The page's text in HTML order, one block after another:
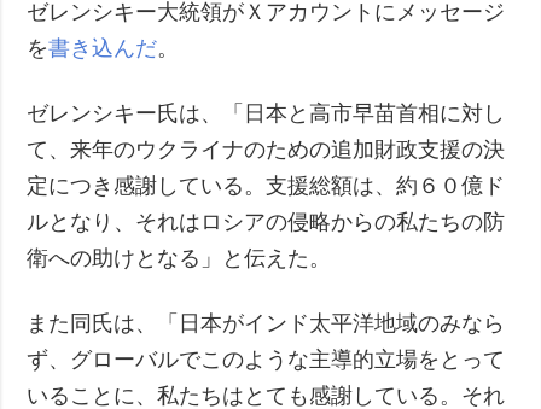
ゼレンシキー大統領がＸアカウントにメッセージ
を書き込んだ。
ゼレンシキー氏は、「日本と高市早苗首相に対し
て、来年のウクライナのための追加財政支援の決
定につき感謝している。支援総額は、約６０億ド
ルとなり、それはロシアの侵略からの私たちの防
衛への助けとなる」と伝えた。
また同氏は、「日本がインド太平洋地域のみなら
ず、グローバルでこのような主導的立場をとって
いることに、私たちはとても感謝している。それ